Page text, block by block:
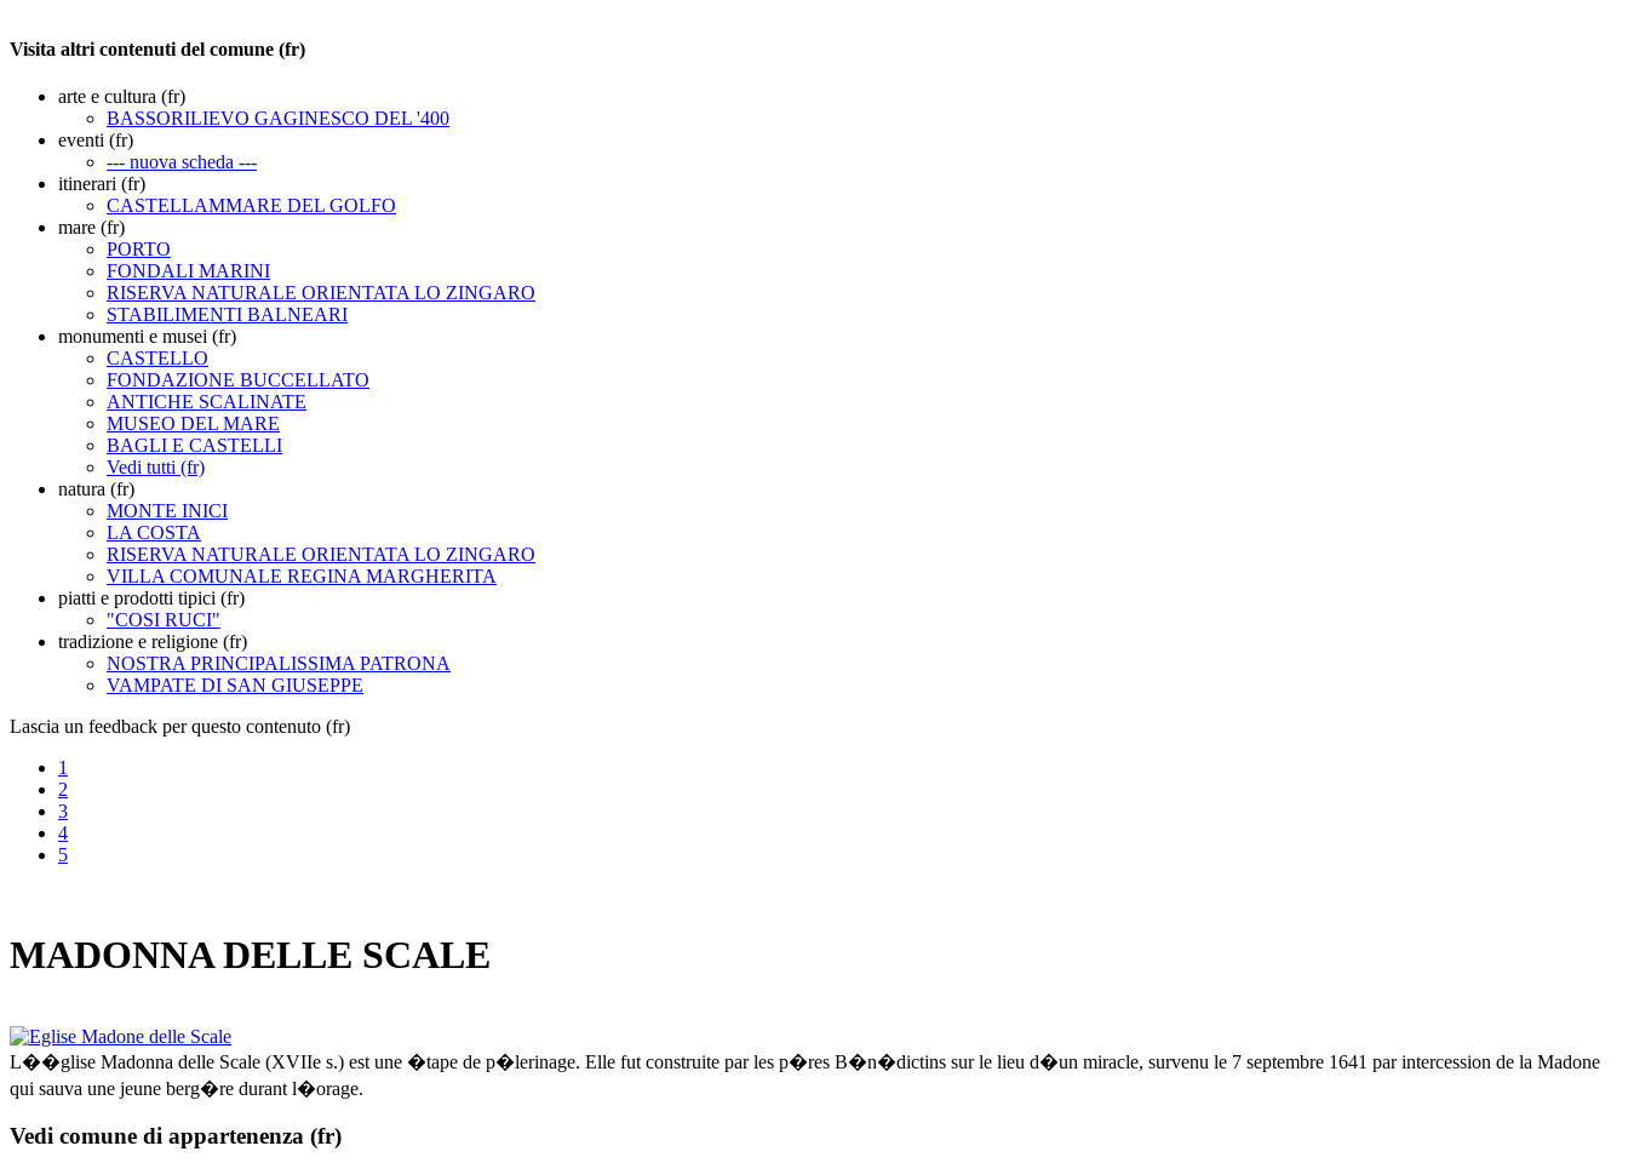
Visita altri contenuti del comune (fr)
arte e cultura (fr)
BASSORILIEVO GAGINESCO DEL '400
eventi (fr)
--- nuova scheda ---
itinerari (fr)
CASTELLAMMARE DEL GOLFO
mare (fr)
PORTO
FONDALI MARINI
RISERVA NATURALE ORIENTATA LO ZINGARO
STABILIMENTI BALNEARI
monumenti e musei (fr)
CASTELLO
FONDAZIONE BUCCELLATO
ANTICHE SCALINATE
MUSEO DEL MARE
BAGLI E CASTELLI
Vedi tutti (fr)
natura (fr)
MONTE INICI
LA COSTA
RISERVA NATURALE ORIENTATA LO ZINGARO
VILLA COMUNALE REGINA MARGHERITA
piatti e prodotti tipici (fr)
"COSI RUCI"
tradizione e religione (fr)
NOSTRA PRINCIPALISSIMA PATRONA
VAMPATE DI SAN GIUSEPPE
Lascia un feedback per questo contenuto (fr)
1
2
3
4
5
MADONNA DELLE SCALE
L��glise Madonna delle Scale (XVIIe s.) est une �tape de p�lerinage. Elle fut construite par les p�res B�n�dictins sur le lieu d�un miracle, survenu le 7 septembre 1641 par intercession de la Madone
qui sauva une jeune berg�re durant l�orage.
Vedi comune di appartenenza (fr)